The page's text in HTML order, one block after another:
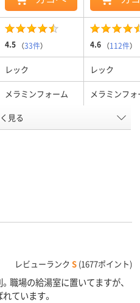
4.5 （33件） 4.6 （112件）
レック レック
メラミンフォーム メラミンフォ
キッチン、水回り、キ
ッチン・台所、キッチ
キッチン、水
ッチン・台所
見る
レビューランク S (1677ポイント)
職場の給湯室に置いてますが、
ています。